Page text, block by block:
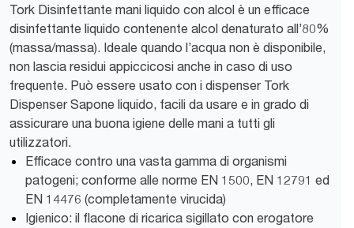
Tork Disinfettante mani liquido con alcol è un efficace
disinfettante liquido contenente alcol denaturato all’80%
(massa/massa). Ideale quando l’acqua non è disponibile,
non lascia residui appiccicosi anche in caso di uso
frequente. Può essere usato con i dispenser Tork
Dispenser Sapone liquido, facili da usare e in grado di
assicurare una buona igiene delle mani a tutti gli
utilizzatori.
Efficace contro una vasta gamma di organismi
patogeni; conforme alle norme EN 1500, EN 12791 ed
EN 14476 (completamente virucida)
Igienico: il flacone di ricarica sigillato con erogatore